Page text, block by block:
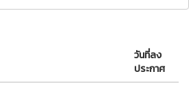
วันที่ลง
ประกาศ